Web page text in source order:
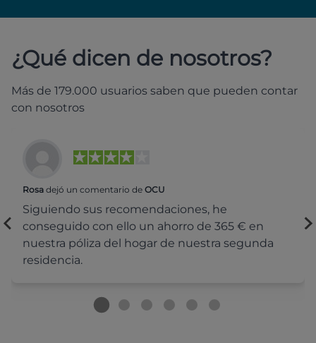
¿Qué dicen de nosotros?
Más de 179.000 usuarios saben que pueden contar
con nosotros
Rosa dejó un comentario de OCU
Siguiendo sus recomendaciones, he
conseguido con ello un ahorro de 365 € en
nuestra póliza del hogar de nuestra segunda
residencia.